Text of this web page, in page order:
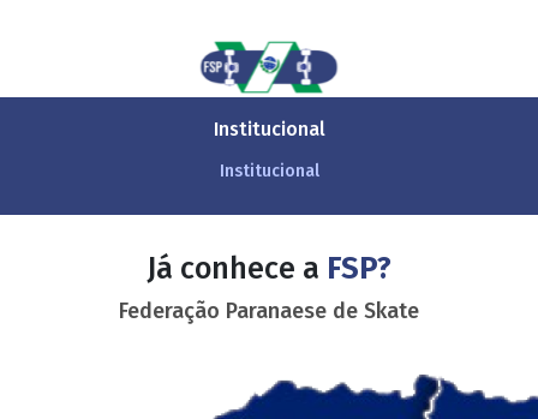
Institucional
Institucional
Já conhece a FSP?
Federação Paranaese de Skate